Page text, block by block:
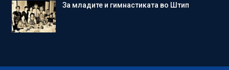
Зa младите и гимнастиката во Штип